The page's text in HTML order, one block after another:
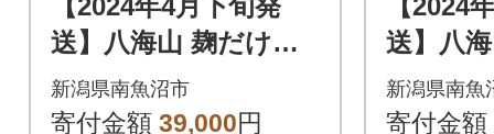
【2024年4月下旬発
送】八海山 麹だけで
つくったあまさけ(41
0g×20本)
新潟県南魚沼市
寄付金額 39,000円
【2024
送】八
つくっ
0g×20本
新潟県南魚
寄付金額